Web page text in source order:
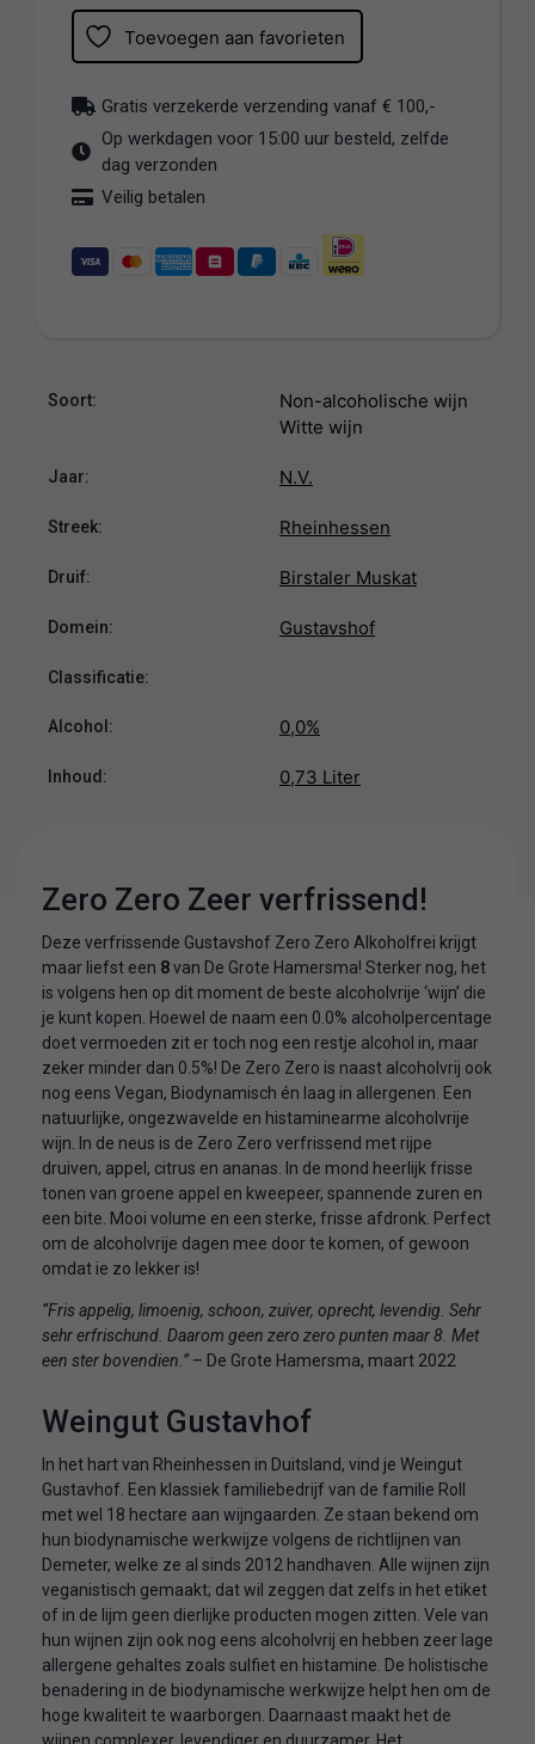
Toevoegen aan favorieten
Gratis verzekerde verzending vanaf € 100,-
Op werkdagen voor 15:00 uur besteld, zelfde
dag verzonden
Veilig betalen
Soort:
Non-alcoholische wijn
Witte wijn
Jaar: N.V.
Streek: Rheinhessen
Druif: Birstaler Muskat
Domein: Gustavshof
Classificatie:
Alcohol: 0,0%
Inhoud: 0,73 Liter
Zero Zero Zeer verfrissend!
Deze verfrissende Gustavshof Zero Zero Alkoholfrei krijgt
maar liefst een 8van De Grote Hamersma! Sterker nog, het
is volgens hen op dit moment de beste alcoholvrije ‘wijn’ die
je kunt kopen. Hoewel de naam een 0.0% alcoholpercentage
doet vermoeden zit er toch nog een restje alcohol in, maar
zeker minder dan 0.5%! De Zero Zero is naast alcoholvrij ook
nog eens Vegan, Biodynamisch én laag in allergenen. Een
natuurlijke, ongezwavelde en histaminearme alcoholvrije
wijn. In de neus is de Zero Zero verfrissend met rijpe
druiven, appel, citrus en ananas. In de mond heerlijk frisse
tonen van groene appel en kweepeer, spannende zuren en
een bite. Mooi volume en een sterke, frisse afdronk. Perfect
om de alcoholvrije dagen mee door te komen, of gewoon
omdat ie zo lekker is!
“Fris appelig, limoenig, schoon, zuiver, oprecht, levendig. Sehr
sehr erfrischund. Daarom geen zero zero punten maar 8. Met
een ster bovendien.”– De Grote Hamersma, maart 2022
Weingut Gustavhof
In het hart van Rheinhessen in Duitsland, vind je Weingut
Gustavhof. Een klassiek familiebedrijf van de familie Roll
met wel 18 hectare aan wijngaarden. Ze staan bekend om
hun biodynamische werkwijze volgens de richtlijnen van
Demeter, welke ze al sinds 2012 handhaven. Alle wijnen zijn
veganistisch gemaakt; dat wil zeggen dat zelfs in het etiket
of in de lijm geen dierlijke producten mogen zitten. Vele van
hun wijnen zijn ook nog eens alcoholvrij en hebben zeer lage
allergene gehaltes zoals sulfiet en histamine. De holistische
benadering in de biodynamische werkwijze helpt hen om de
hoge kwaliteit te waarborgen. Daarnaast maakt het de